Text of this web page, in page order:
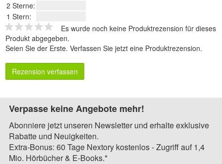
2 Sterne:
1 Stern:
Es wurde noch keine Produktrezension für dieses
Produkt abgegeben.
Seien Sie der Erste. Verfassen Sie jetzt eine Produktrezension.
Rezension verfassen
Verpasse keine Angebote mehr!
Abonniere jetzt unseren Newsletter und erhalte exklusive
Rabatte und Neuigkeiten.
Extra-Bonus: 60 Tage Nextory kostenlos - Zugriff auf 1,4
Mio. Hörbücher & E-Books.*